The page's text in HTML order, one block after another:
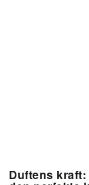
Duftens